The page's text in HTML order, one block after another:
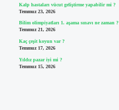
Kalp hastaları vücut geliştirme yapabilir mi ?
Temmuz 23, 2026
Bilim olimpiyatları 1. aşama sınavı ne zaman ?
Temmuz 21, 2026
Kaç çeşit koyun var ?
Temmuz 17, 2026
Yıldız pazar iyi mi ?
Temmuz 15, 2026